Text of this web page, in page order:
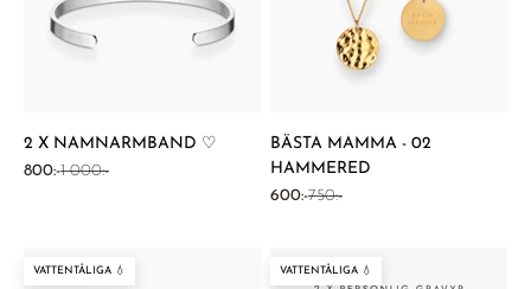
2 X NAMNARMBAND ♡
REA-pris
800:-Pris
1 000:-
BÄSTA MAMMA - 02
HAMMERED
REA-pris
600:-Pris
750:-
VATTENTÅLIGA 💧 VATTENTÅLIGA 💧